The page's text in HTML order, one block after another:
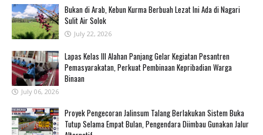
Bukan di Arab, Kebun Kurma Berbuah Lezat Ini Ada di Nagari
Sulit Air Solok
July 22, 2026
Lapas Kelas III Alahan Panjang Gelar Kegiatan Pesantren
Pemasyarakatan, Perkuat Pembinaan Kepribadian Warga
Binaan
July 06, 2026
Proyek Pengecoran Jalinsum Talang Berlakukan Sistem Buka
Tutup Selama Empat Bulan, Pengendara Diimbau Gunakan Jalur